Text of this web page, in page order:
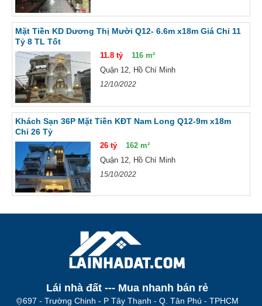
Mặt Tiền KD Dương Thị Mười Q12- 6.6m x18m Giá Chỉ 11
Tỷ 8 TL Tốt
11.8 tỷ
116 m²
Quận 12, Hồ Chí Minh
12/10/2022
Khách Sạn 36P Mặt Tiền KĐT Nam Long Q12-9m x18m
Chỉ 26 Tỷ
26 tỷ
162 m²
Quận 12, Hồ Chí Minh
15/10/2022
Lái nhà đất --- Mua nhanh bán rẻ​
697 - Trường Chinh - P Tây Thạnh - Q. Tân Phú - TPHCM